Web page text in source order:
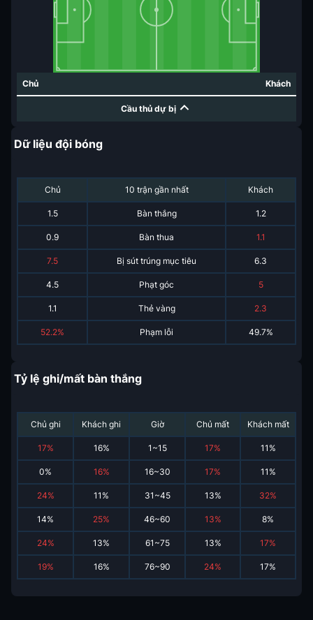
Chủ Khách
Cầu thủ dự bị
Dữ liệu đội bóng
Chủ 10 trận gần nhất Khách
1.5 Bàn thắng 1.2
0.9 Bàn thua 1.1
7.5 Bị sút trúng mục tiêu 6.3
4.5 Phạt góc 5
1.1 Thẻ vàng 2.3
52.2% Phạm lỗi 49.7%
Tỷ lệ ghi/mất bàn thắng
Chủ ghi Khách ghi Giờ Chủ mất Khách mất
17% 16% 1~15 17% 11 %
0% 16% 16~30 17% 11 %
24% 11 % 31~45 13% 32%
14% 25% 46~60 13% 8%
24% 13% 61~75 13% 17%
19% 16% 76~90 24% 17%